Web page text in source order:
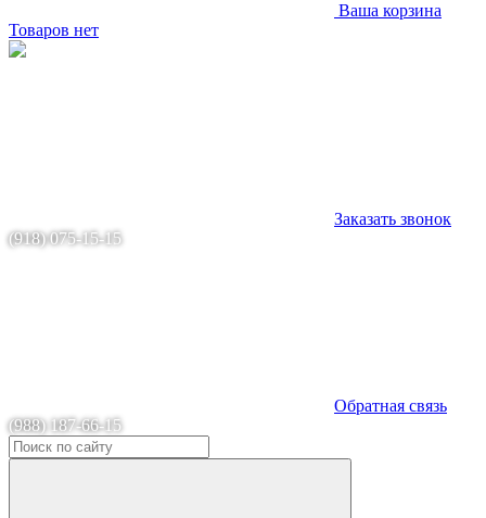
Ваша корзина
Товаров нет
Заказать звонок
(918) 075-15-15
Обратная связь
(988) 187-66-15